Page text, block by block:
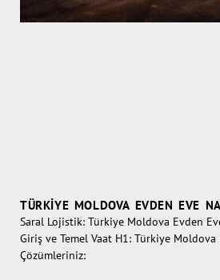
TÜRKIYE MOLDOVA EVDEN EVE
Saral Lojistik: Türkiye Moldova Evden
Giriş ve Temel Vaat H1: Türkiye
Çözümleriniz: